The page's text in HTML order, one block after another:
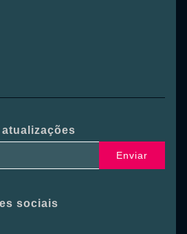
atualizações
Enviar
sociais